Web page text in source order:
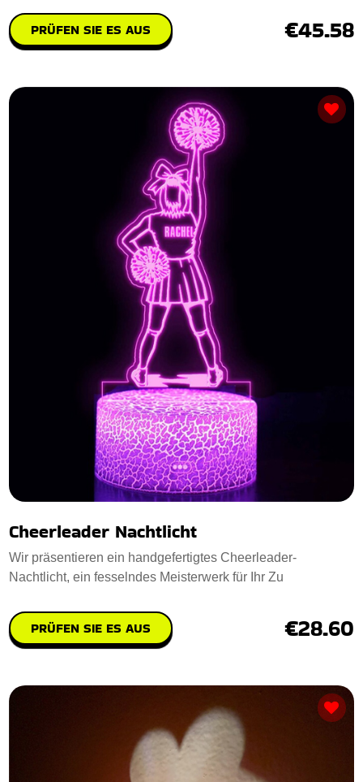
PRÜFEN SIE ES AUS €45.58
Cheerleader Nachtlicht
Wir präsentieren ein handgefertigtes Cheerleader-
Nachtlicht, ein fesselndes Meisterwerk für Ihr Zu
PRÜFEN SIE ES AUS €28.60